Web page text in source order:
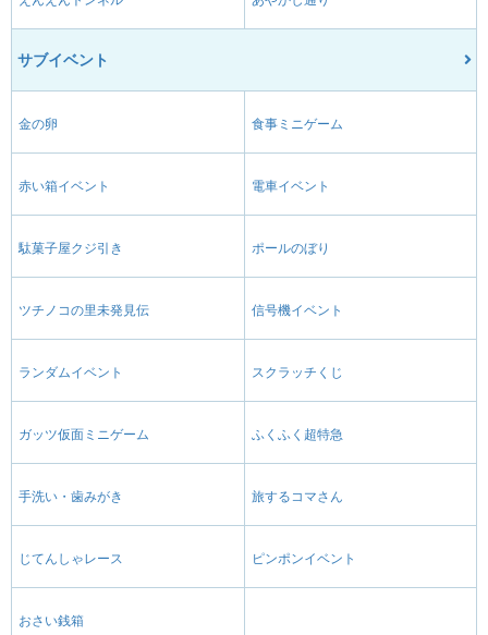
サブイベント
金の卵 食事ミニゲーム
赤い箱イベント 電車イベント
駄菓子屋クジ引き ポールのぼり
ツチノコの里未発見伝 信号機イベント
ランダムイベント スクラッチくじ
ガッツ仮面ミニゲーム ふくふく超特急
手洗い・歯みがき 旅するコマさん
じてんしゃレース ピンポンイベント
おさい銭箱